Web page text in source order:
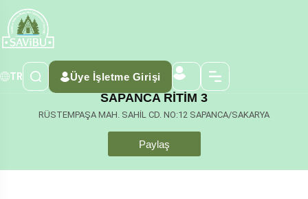
TR Üye İşletme Girişi
SAPANCA RİTİM 3
RÜSTEMPAŞA MAH. SAHİL CD. NO:12 SAPANCA/SAKARYA
Paylaş